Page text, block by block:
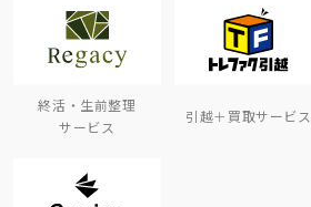
終活・生前整理
サービス
引越＋買取サービス